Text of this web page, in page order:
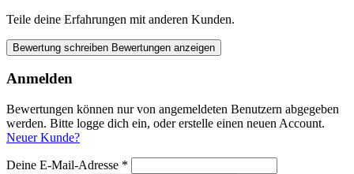
Teile deine Erfahrungen mit anderen Kunden.
Bewertung schreiben Bewertungen anzeigen
Anmelden
Bewertungen können nur von angemeldeten Benutzern abgegeben
werden. Bitte logge dich ein, oder erstelle einen neuen Account.
Neuer Kunde?
Deine E-Mail-Adresse *